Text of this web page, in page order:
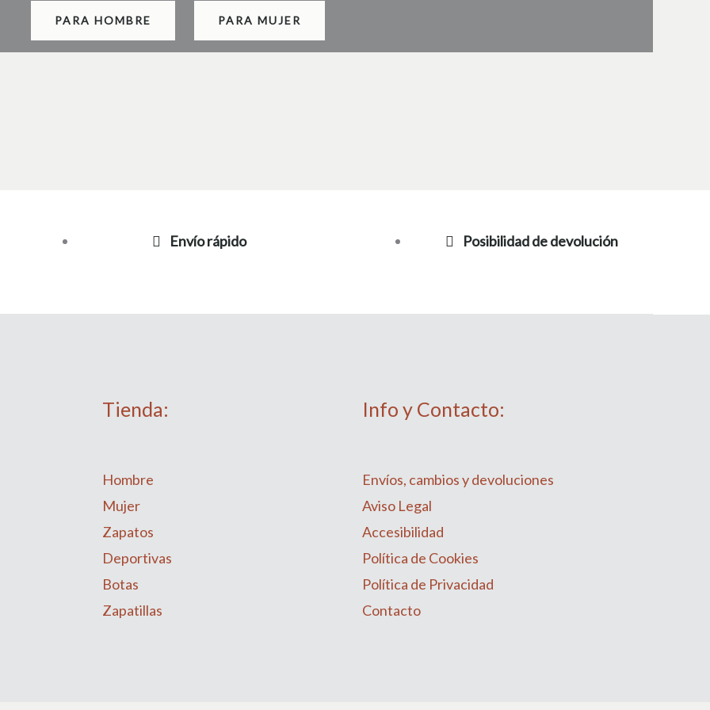
PARA HOMBRE PARA MUJER
Envío rápido Posibilidad de devolución
Tienda:
Hombre
Mujer
Zapatos
Deportivas
Botas
Zapatillas
Info y Contacto:
Envíos, cambios y devoluciones
Aviso Legal
Accesibilidad
Política de Cookies
Política de Privacidad
Contacto